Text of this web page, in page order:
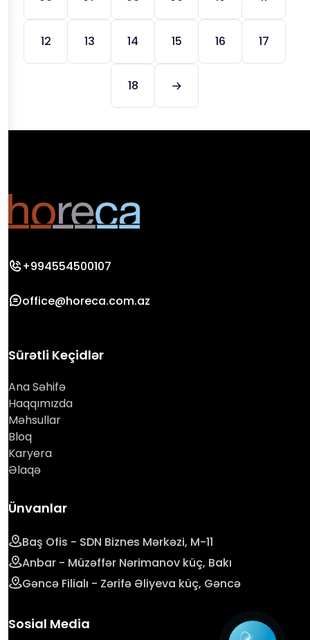
12 13 14 15 16 17
18
+994554500107
office@horeca.com.az
Sürətli Keçidlər
Ana Səhifə
Haqqımızda
Məhsullar
Bloq
Karyera
Əlaqə
Ünvanlar
Baş Ofis - SDN Biznes Mərkəzi, M-11
Anbar - Müzəffər Nərimanov küç, Bakı
Gəncə Filialı - Zərifə Əliyeva küç, Gəncə
Sosial Media